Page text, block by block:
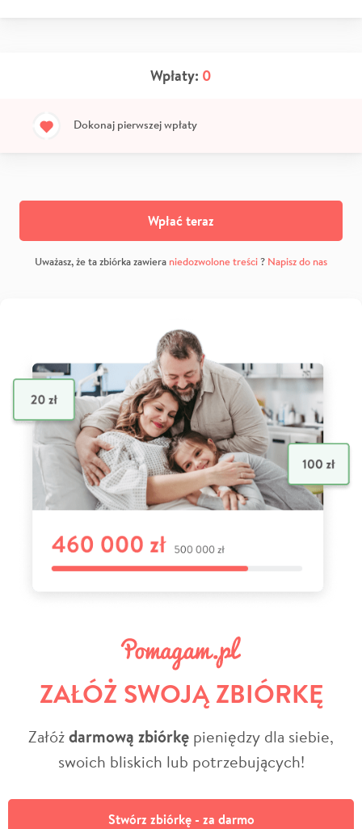
Wpłaty: 0
Dokonaj pierwszej wpłaty
Wpłać teraz
Uważasz, że ta zbiórka zawiera niedozwolone treści? Napisz do nas
ZAŁÓŻ SWOJĄ ZBIÓRKĘ
Załóżdarmową zbiórkę pieniędzy dla siebie,
swoich bliskich lub potrzebujących!
Stwórz zbiórkę - za darmo